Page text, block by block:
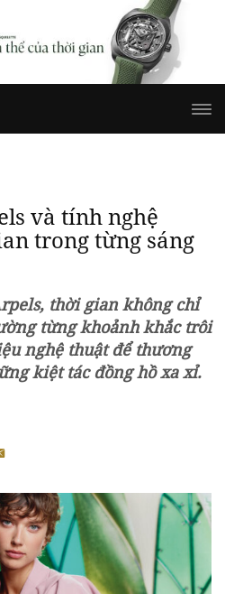
và tính nghệ
trong từng sáng
thời gian không chỉ
từng khoảnh khắc trôi
nghệ thuật để thương
kiệt tác đồng hồ xa xỉ.